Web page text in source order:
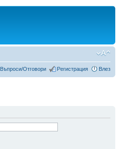
Въпроси/Отговори Регистрация Влез